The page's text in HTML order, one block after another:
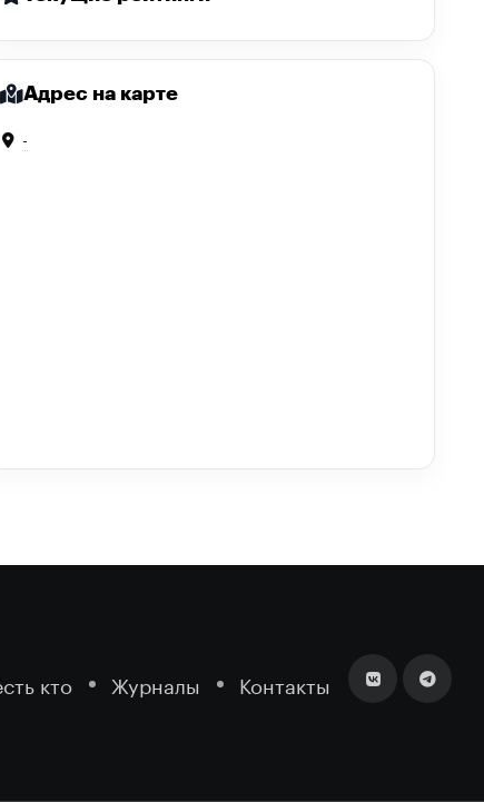
Адрес на карте
-
кто Журналы Контакты